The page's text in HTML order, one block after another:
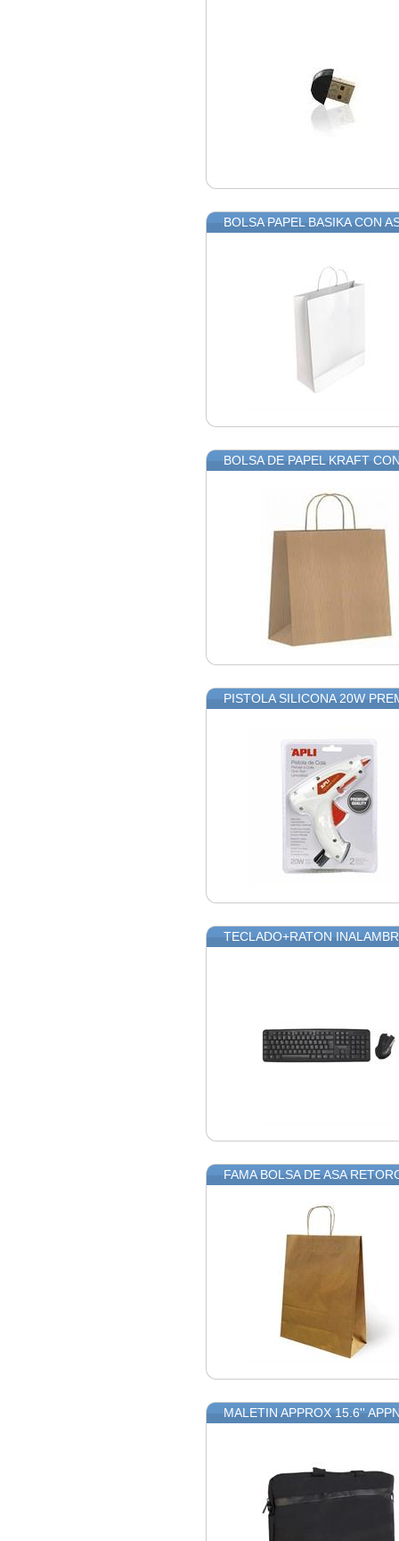
BOLSA PAPEL BASIKA CON
BOLSA DE PAPEL KRAFT
PISTOLA SILICONA 20W
TECLADO+RATON
FAMA BOLSA DE ASA
MALETIN APPROX 15.6''